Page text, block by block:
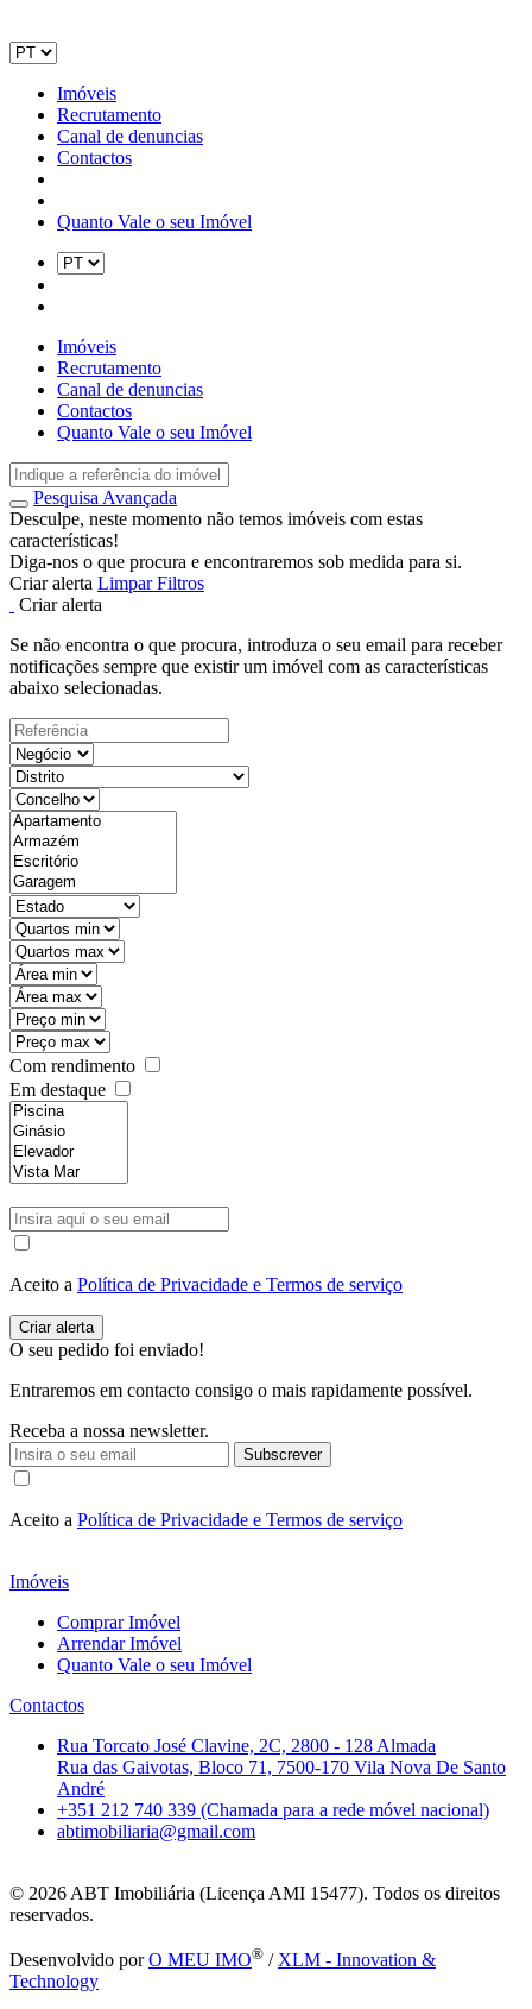
Imóveis
Recrutamento
Canal de denuncias
Contactos
Quanto Vale o seu Imóvel
Imóveis
Recrutamento
Canal de denuncias
Contactos
Quanto Vale o seu Imóvel
Pesquisa Avançada
Desculpe, neste momento não temos imóveis com estas
características!
Diga-nos o que procura e encontraremos sob medida para si.
Criar alerta Limpar Filtros
Criar alerta
Se não encontra o que procura, introduza o seu email para receber
notificações sempre que existir um imóvel com as características
abaixo selecionadas.
Com rendimento
Em destaque
Aceito a Política de Privacidade e Termos de serviço
O seu pedido foi enviado!
Entraremos em contacto consigo o mais rapidamente possível.
Receba a nossa newsletter.
Subscrever
Aceito a Política de Privacidade e Termos de serviço
Imóveis
Comprar Imóvel
Arrendar Imóvel
Quanto Vale o seu Imóvel
Contactos
Rua Torcato José Clavine, 2C, 2800 - 128 Almada
Rua das Gaivotas, Bloco 71, 7500-170 Vila Nova De Santo
André
+351 212 740 339 (Chamada para a rede móvel nacional)
abtimobiliaria@gmail.com
© 2026 ABT Imobiliária (Licença AMI 15477). Todos os direitos
reservados.
Desenvolvido porO MEU IMO® / XLM - Innovation &
Technology